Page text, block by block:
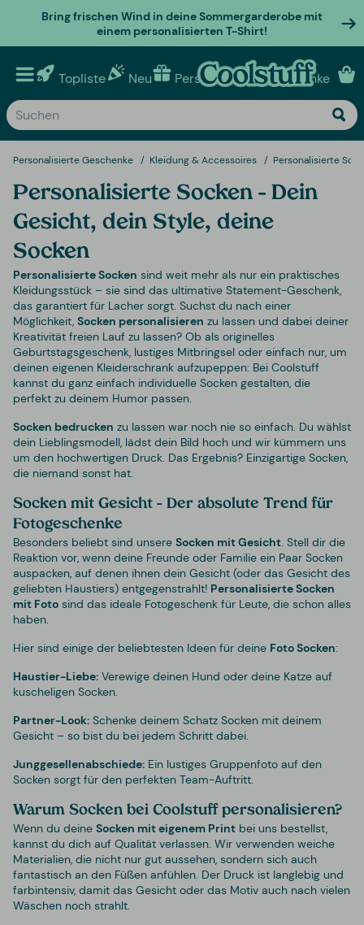
Bring frischen Wind in deine Sommergarderobe mit
einem personalisierten T-Shirt!
Topliste Neu Personalisierte geschenke
Personalisierte Geschenke Kleidung & Accessoires Personalisierte
Personalisierte Socken – Dein
Gesicht, dein Style, deine
Socken
Personalisierte Socken sind weit mehr als nur ein praktisches
Kleidungsstück – sie sind das ultimative Statement-Geschenk,
das garantiert für Lacher sorgt. Suchst du nach einer
Möglichkeit, Socken personalisieren zu lassen und dabei deiner
Kreativität freien Lauf zu lassen? Ob als originelles
Geburtstagsgeschenk, lustiges Mitbringsel oder einfach nur, um
deinen eigenen Kleiderschrank aufzupeppen: Bei Coolstuff
kannst du ganz einfach individuelle Socken gestalten, die
perfekt zu deinem Humor passen.
Socken bedrucken zu lassen war noch nie so einfach. Du wählst
dein Lieblingsmodell, lädst dein Bild hoch und wir kümmern uns
um den hochwertigen Druck. Das Ergebnis? Einzigartige Socken,
die niemand sonst hat.
Socken mit Gesicht – Der absolute Trend für
Fotogeschenke
Besonders beliebt sind unsere Socken mit Gesicht . Stell dir die
Reaktion vor, wenn deine Freunde oder Familie ein Paar Socken
auspacken, auf denen ihnen dein Gesicht (oder das Gesicht des
geliebten Haustiers) entgegenstrahlt! Personalisierte Socken
mit Foto sind das ideale Fotogeschenk für Leute, die schon alles
haben.
Hier sind einige der beliebtesten Ideen für deine Foto Socken:
Haustier-Liebe: Verewige deinen Hund oder deine Katze auf
kuscheligen Socken.
Partner-Look: Schenke deinem Schatz Socken mit deinem
Gesicht – so bist du bei jedem Schritt dabei.
Junggesellenabschiede: Ein lustiges Gruppenfoto auf den
Socken sorgt für den perfekten Team-Auftritt.
Warum Socken bei Coolstuff personalisieren?
Wenn du deine Socken mit eigenem Print bei uns bestellst,
kannst du dich auf Qualität verlassen. Wir verwenden weiche
Materialien, die nicht nur gut aussehen, sondern sich auch
fantastisch an den Füßen anfühlen. Der Druck ist langlebig und
farbintensiv, damit das Gesicht oder das Motiv auch nach vielen
Wäschen noch strahlt.